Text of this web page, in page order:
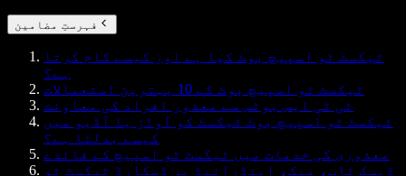
فہرستِ مضامین
ٹیکسٹ ٹو اسپیچ بوٹ کیا ہے اور کیسے کام کرتا
ہے؟
ٹیکسٹ ٹو اسپیچ بوٹ کے 10 بہترین استعمالات
ٹی ٹی ایس بوٹس سے معذور افراد کی معاونت
ٹیکسٹ ٹو اسپیچ بوٹ ٹیکسٹ کو آواز یا آڈیو میں
کیسے بدلتا ہے؟
معذوری کی خدمات میں ٹیکسٹ ٹو اسپیچ کے فائدے
ڈیسک ٹاپ، میک، اینڈرائیڈ پر ڈسکارڈ ٹیکسٹ ٹو